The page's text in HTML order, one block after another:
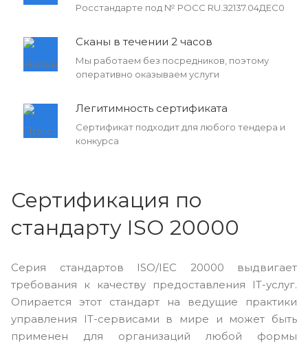
Росстандарте под № РОСС RU.З2137.04ДЕС0
Сканы в течении 2 часов
Мы работаем без посредников, поэтому
оперативно оказываем услуги
Легитимность сертификата
Сертификат подходит для любого тендера и
конкурса
Сертификация по
стандарту ISO 20000
Серия стандартов ISO/IEC 20000 выдвигает
требования к качеству предоставления IT-услуг.
Опирается этот стандарт на ведущие практики
управления IT-сервисами в мире и может быть
применен для организаций любой формы